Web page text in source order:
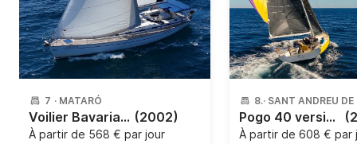
7 · MATARÓ
Voilier Bavaria 44c 13.6m (2002)
À partir de 568 € par jour
8·
Pogo 40 version croisière
À partir de 608 € par